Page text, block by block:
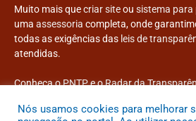
Muito mais quecriar siteou sistema
uma assessoria completa, onde
todas as exigências das leis de
atendidas.
Conheça oPNTPe oRadar da
Nós usamos cookies para melhorar